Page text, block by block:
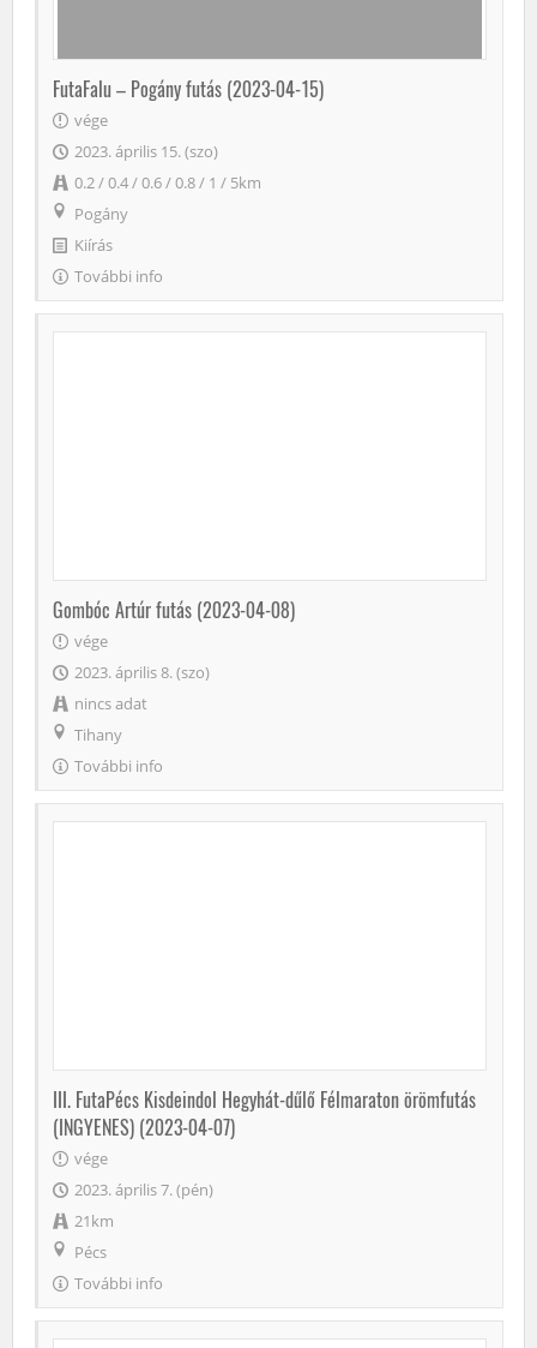
FutaFalu – Pogány futás (2023-04-15)
vége
2023. április 15. (szo)
0.2 / 0.4 / 0.6 / 0.8 / 1 / 5km
Pogány
Kiírás
További info
Gombóc Artúr futás (2023-04-08)
vége
2023. április 8. (szo)
nincs adat
Tihany
További info
III. FutaPécs Kisdeindol Hegyhát-dűlő Félmaraton örömfutás
(INGYENES) (2023-04-07)
vége
2023. április 7. (pén)
21km
Pécs
További info